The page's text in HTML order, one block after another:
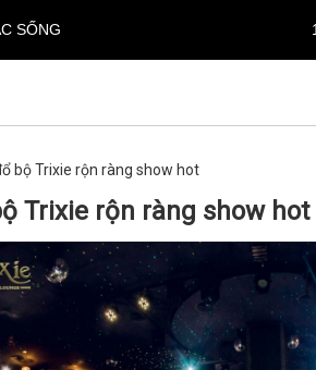
SỐNG
bộ Trixie rộn ràng show hot
Trixie rộn ràng show hot